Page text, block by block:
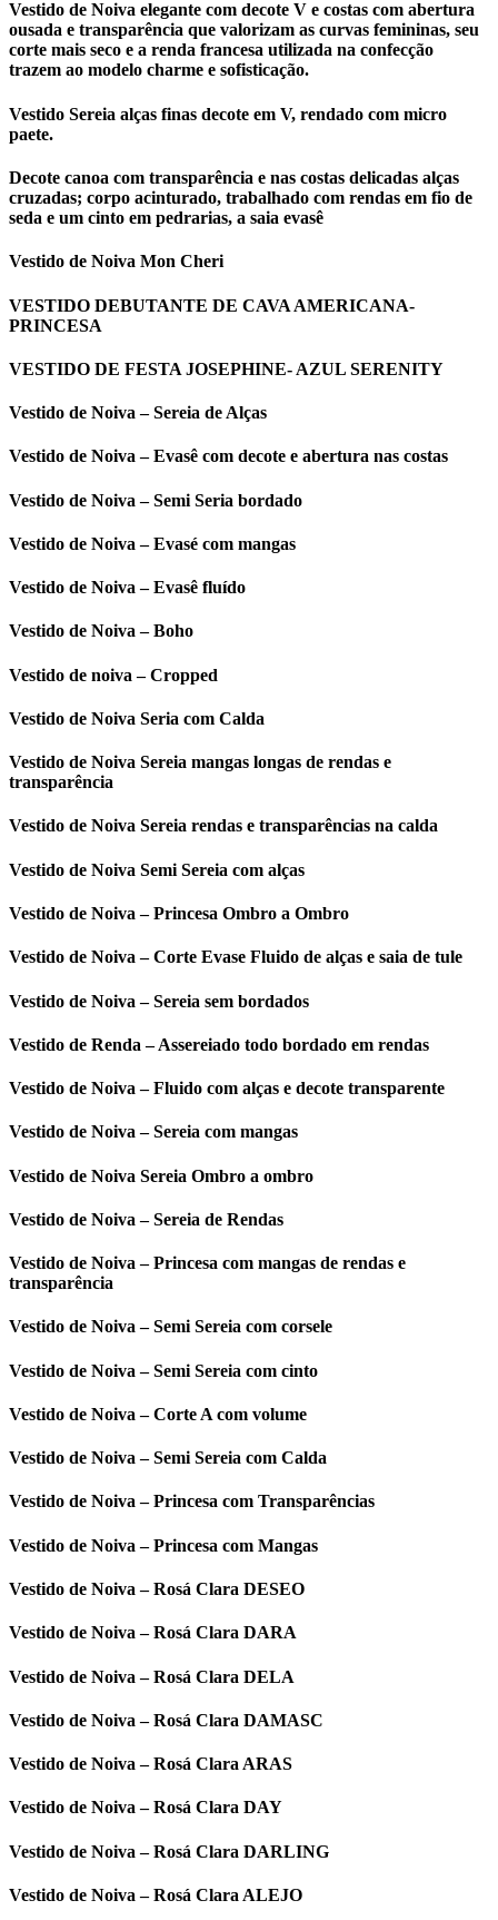
Vestido de Noiva elegante com decote V e costas com abertura
ousada e transparência que valorizam as curvas femininas, seu
corte mais seco e a renda francesa utilizada na confecção
trazem ao modelo charme e sofisticação.
Vestido Sereia alças finas decote em V, rendado com micro
paete.
Decote canoa com transparência e nas costas delicadas alças
cruzadas; corpo acinturado, trabalhado com rendas em fio de
seda e um cinto em pedrarias, a saia evasê
Vestido de Noiva Mon Cheri
VESTIDO DEBUTANTE DE CAVA AMERICANA-
PRINCESA
VESTIDO DE FESTA JOSEPHINE- AZUL SERENITY
Vestido de Noiva – Sereia de Alças
Vestido de Noiva – Evasê com decote e abertura nas costas
Vestido de Noiva – Semi Seria bordado
Vestido de Noiva – Evasé com mangas
Vestido de Noiva – Evasê fluído
Vestido de Noiva – Boho
Vestido de noiva – Cropped
Vestido de Noiva Seria com Calda
Vestido de Noiva Sereia mangas longas de rendas e
transparência
Vestido de Noiva Sereia rendas e transparências na calda
Vestido de Noiva Semi Sereia com alças
Vestido de Noiva – Princesa Ombro a Ombro
Vestido de Noiva – Corte Evase Fluido de alças e saia de tule
Vestido de Noiva – Sereia sem bordados
Vestido de Renda – Assereiado todo bordado em rendas
Vestido de Noiva – Fluido com alças e decote transparente
Vestido de Noiva – Sereia com mangas
Vestido de Noiva Sereia Ombro a ombro
Vestido de Noiva – Sereia de Rendas
Vestido de Noiva – Princesa com mangas de rendas e
transparência
Vestido de Noiva – Semi Sereia com corsele
Vestido de Noiva – Semi Sereia com cinto
Vestido de Noiva – Corte A com volume
Vestido de Noiva – Semi Sereia com Calda
Vestido de Noiva – Princesa com Transparências
Vestido de Noiva – Princesa com Mangas
Vestido de Noiva – Rosá Clara DESEO
Vestido de Noiva – Rosá Clara DARA
Vestido de Noiva – Rosá Clara DELA
Vestido de Noiva – Rosá Clara DAMASC
Vestido de Noiva – Rosá Clara ARAS
Vestido de Noiva – Rosá Clara DAY
Vestido de Noiva – Rosá Clara DARLING
Vestido de Noiva – Rosá Clara ALEJO